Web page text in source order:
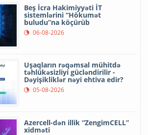
Beş İcra Hakimiyyəti İT
sistemlərini “Hökumət
buludu”na köçürüb
06-08-2026
Uşaqların rəqəmsal mühitdə
təhlükəsizliyi gücləndirilir -
Dəyişikliklər nəyi ehtiva edir?
05-08-2026
Azercell-dən illik “ZengimCELL”
xidməti